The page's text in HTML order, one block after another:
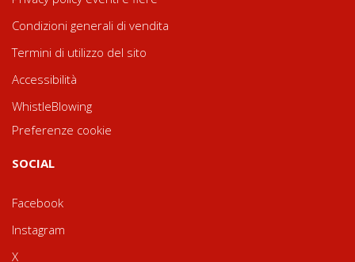
Condizioni generali di vendita
Termini di utilizzo del sito
Accessibilità
WhistleBlowing
Preferenze cookie
SOCIAL
Facebook
Instagram
X